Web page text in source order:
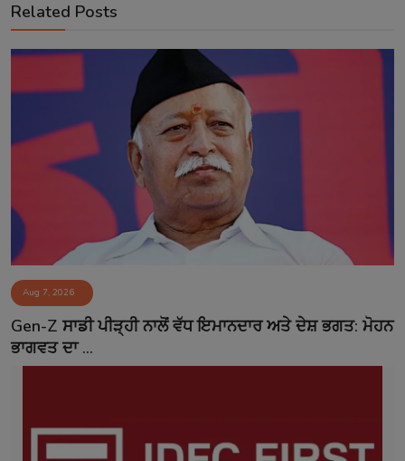
Related Posts
Aug 7, 2026
Gen-Z ਸਾਡੀ ਪੀੜ੍ਹੀ ਨਾਲੋਂ ਵੱਧ ਇਮਾਨਦਾਰ ਅਤੇ ਦੇਸ਼ ਭਗਤ: ਮੋਹਨ
ਭਾਗਵਤ ਦਾ ...